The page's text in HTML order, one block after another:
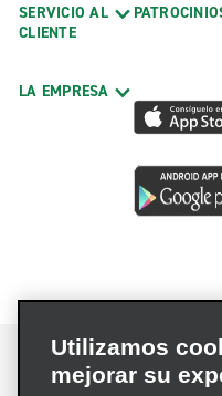
SERVICIO AL
CLIENTE
LA EMPRESA
Utilizamos
mejorar su